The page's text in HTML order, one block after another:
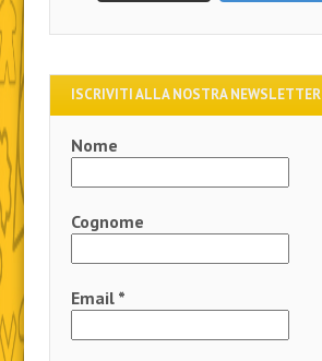
ISCRIVITI ALLA NOSTRA NEWSLETTER
Nome
Cognome
Email *